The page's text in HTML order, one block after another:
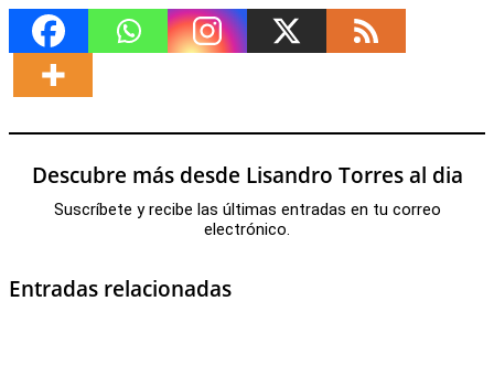
Descubre más desde Lisandro Torres al dia
Suscríbete y recibe las últimas entradas en tu correo
electrónico.
Entradas relacionadas